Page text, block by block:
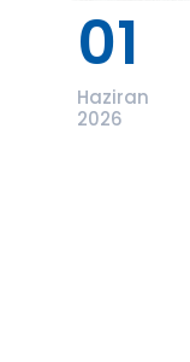
01
Haziran
2026